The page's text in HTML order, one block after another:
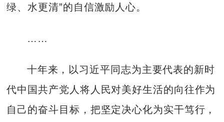
绿、水更清”的自信激励人心。
……
十年来，以习近平同志为主要代表的新时
代中国共产党人将人民对美好生活的向往作为
自己的奋斗目标，把坚定决心化为实干笃行，